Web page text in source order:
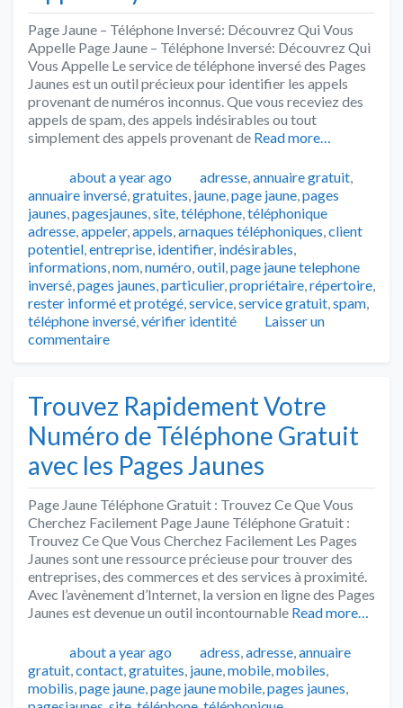
Page Jaune – Téléphone Inversé: Découvrez Qui Vous
Appelle Page Jaune – Téléphone Inversé: Découvrez Qui
Vous Appelle Le service de téléphone inversé des Pages
Jaunes est un outil précieux pour identifier les appels
provenant de numéros inconnus. Que vous receviez des
appels de spam, des appels indésirables ou tout
simplement des appels provenant de Read more…
Publié
about a year ago Catégories
adresse,annuaire gratuit,
annuaire inversé,gratuites, jaune,page jaune,pages
jaunes,pagesjaunes,site,téléphone,téléphonique
adresse,appeler,appels,arnaques téléphoniques,client
potentiel,entreprise, identifier, indésirables,
informations,nom,numéro,outil,page jaune telephone
inversé,pages jaunes,particulier,propriétaire,répertoire,
rester informé et protégé,service,service gratuit,spam,
téléphone inversé,vérifier identité
Laisser un
commentaire
Trouvez Rapidement Votre
Numéro de Téléphone Gratuit
avec les Pages Jaunes
Page Jaune Téléphone Gratuit : Trouvez Ce Que Vous
Cherchez Facilement Page Jaune Téléphone Gratuit :
Trouvez Ce Que Vous Cherchez Facilement Les Pages
Jaunes sont une ressource précieuse pour trouver des
entreprises, des commerces et des services à proximité.
Avec l’avènement d’Internet, la version en ligne des Pages
Jaunes est devenue un outil incontournable Read more…
Publié
about a year ago Catégories
adress,adresse,annuaire
gratuit,contact,gratuites, jaune,mobile,mobiles,
mobilis,page jaune,page jaune mobile,pages jaunes,